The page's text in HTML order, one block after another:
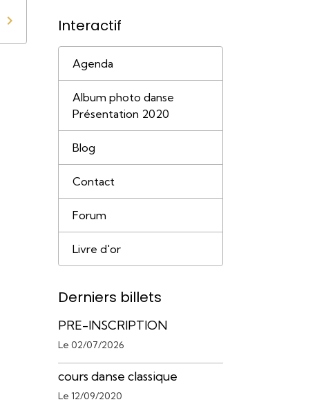
Interactif
Agenda
Album photo danse
Présentation 2020
Blog
Contact
Forum
Livre d'or
Derniers billets
PRE-INSCRIPTION
Le 02/07/2026
cours danse classique
Le 12/09/2020